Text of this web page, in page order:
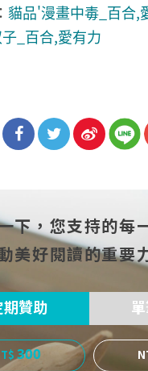
貓品'漫畫中毒_百合,
_百合,愛有力
cebo
ok
witt
er
博
下，您支持的每
美好閱讀的重要
贊助
300